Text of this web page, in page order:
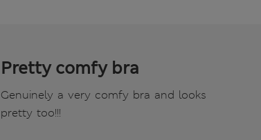
Pretty comfy bra
Genuinely a very comfy bra and looks
pretty too!!!